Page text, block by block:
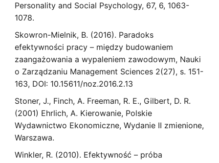
Personality and Social Psychology, 67, 6, 1063-
1078.
Skowron-Mielnik, B. (2016). Paradoks
efektywności pracy – między budowaniem
zaangażowania a wypaleniem zawodowym, Nauki
o Zarządzaniu Management Sciences 2(27), s. 151-
163, DOI: 10.15611/noz.2016.2.13
Stoner, J., Finch, A. Freeman, R. E., Gilbert, D. R.
(2001) Ehrlich, A. Kierowanie, Polskie
Wydawnictwo Ekonomiczne, Wydanie II zmienione,
Warszawa.
Winkler, R. (2010). Efektywność – próba